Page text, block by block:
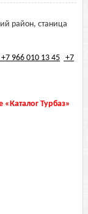
район, станица
+7 966 010 13 45 +7
«Каталог Турбаз»